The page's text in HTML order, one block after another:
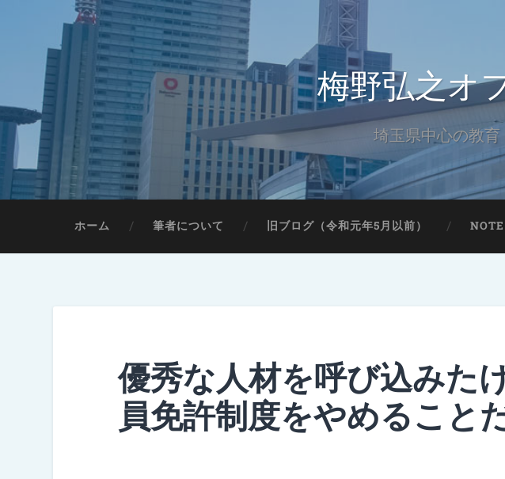
梅野弘之オ
埼玉県中心の教
ホーム 筆者について 旧ブログ（令和元年5月以前） NOTE
優秀な人材を呼び込みた
員免許制度をやめること